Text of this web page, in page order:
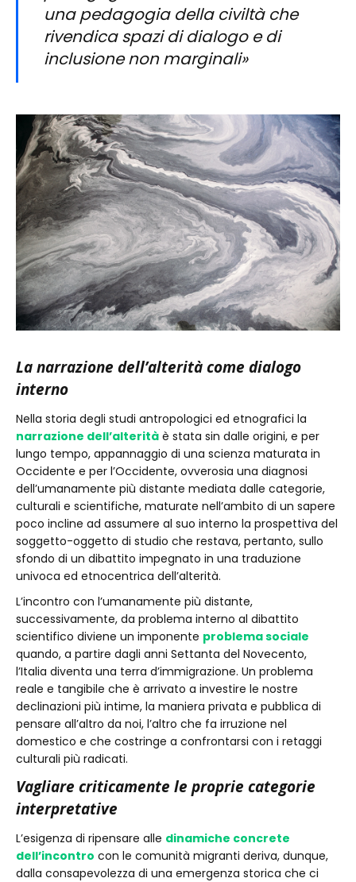
una pedagogia della civiltà che
rivendica spazi di dialogo e di
inclusione non marginali»
La narrazione dell’alterità come dialogo
interno
Nella storia degli studi antropologici ed etnografici la
narrazione dell’alterità è stata sin dalle origini, e per
lungo tempo, appannaggio di una scienza maturata in
Occidente e per l’Occidente, ovverosia una diagnosi
dell’umanamente più distante mediata dalle categorie,
culturali e scientifiche, maturate nell’ambito di un sapere
poco incline ad assumere al suo interno la prospettiva del
soggetto-oggetto di studio che restava, pertanto, sullo
sfondo di un dibattito impegnato in una traduzione
univoca ed etnocentrica dell’alterità.
L’incontro con l’umanamente più distante,
successivamente, da problema interno al dibattito
scientifico diviene un imponente problema sociale
quando, a partire dagli anni Settanta del Novecento,
l’Italia diventa una terra d’immigrazione. Un problema
reale e tangibile che è arrivato a investire le nostre
declinazioni più intime, la maniera privata e pubblica di
pensare all’altro da noi, l’altro che fa irruzione nel
domestico e che costringe a confrontarsi con i retaggi
culturali più radicati.
Vagliare criticamente le proprie categorie
interpretative
L’esigenza di ripensare alle dinamiche concrete
dell’incontro con le comunità migranti deriva, dunque,
dalla consapevolezza di una emergenza storica che ci